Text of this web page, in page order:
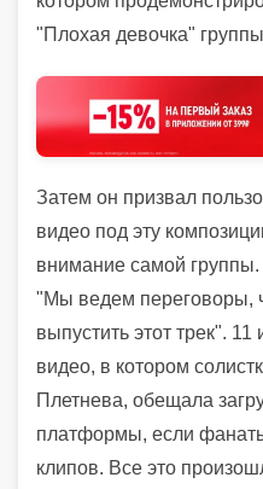
"Плохая девочка"
Затем он призвал
видео под эту
внимание самой
"Мы ведем переговоры,
выпустить этот трек".
видео, в котором
Плетнева, обещала
платформы, если
клипов. Все это